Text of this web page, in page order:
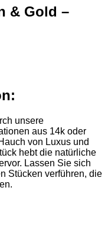
& Gold –
unsere
aus 14k oder
von Luxus und
hebt die natürliche
Lassen Sie sich
Stücken verführen, die